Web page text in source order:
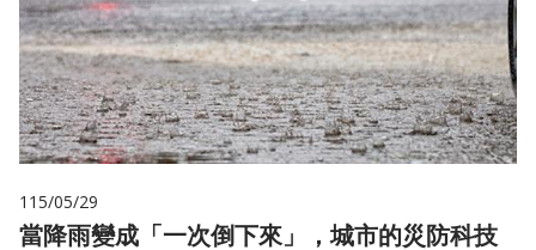
115/05/29
當降雨變成「一次倒下來」，城市的災防科技